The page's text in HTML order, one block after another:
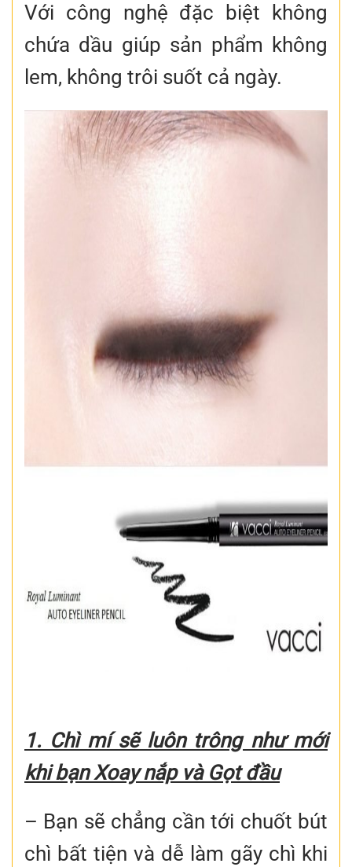
Với công nghệ đặc biệt không
chứa dầu giúp sản phẩm không
lem, không trôi suốt cả ngày.
1. Chì mí sẽ luôn trông như mới
khi bạn Xoay nắp và Gọt đầu
– Bạn sẽ chẳng cần tới chuốt bút
chì bất tiện và dễ làm gãy chì khi